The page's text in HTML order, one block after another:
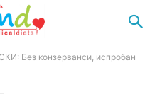
Без конзерванси, испробан